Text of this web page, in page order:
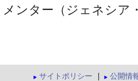
メンター（ジェネシア
サイトポリシー 公開情